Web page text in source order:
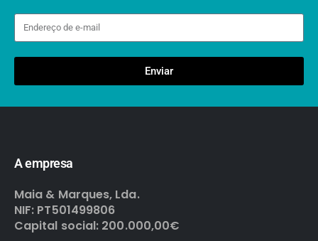
Enviar
A empresa
Maia & Marques, Lda.
NIF: PT501499806
Capital social: 200.000,00€